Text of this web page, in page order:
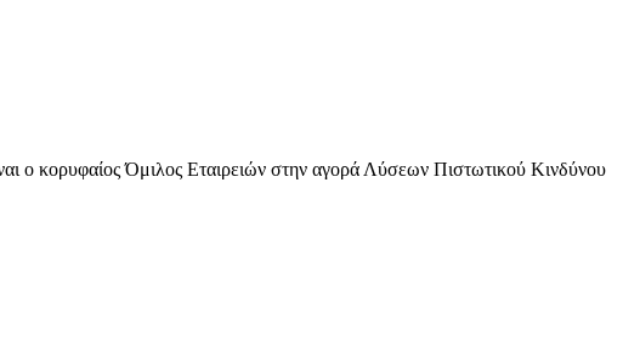
ο κορυφαίος Όμιλος Εταιρειών στην αγορά Λύσεων Πιστωτικού Κινδύνου